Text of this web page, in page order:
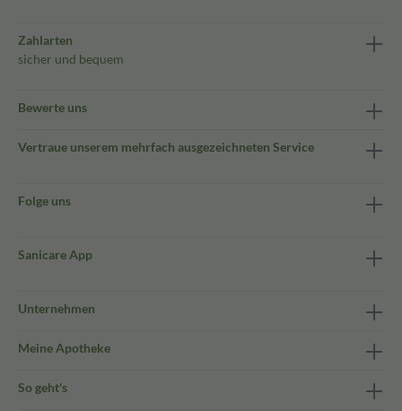
Zahlarten
sicher und bequem
Bewerte uns
Vertraue unserem mehrfach ausgezeichneten Service
Folge uns
Sanicare App
Unternehmen
Meine Apotheke
So geht's